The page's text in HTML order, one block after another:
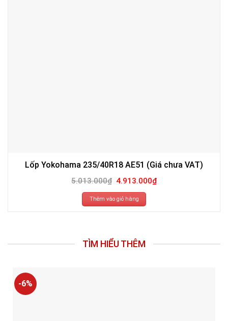
Lốp Yokohama 235/40R18 AE51 (Giá chưa VAT)
5.013.000₫
Giá
gốc
là:
5.013.000₫.
4.913.000₫Giá
hiện
Thêm vào giỏ hàng
TÌM HIỂU THÊM
-6%